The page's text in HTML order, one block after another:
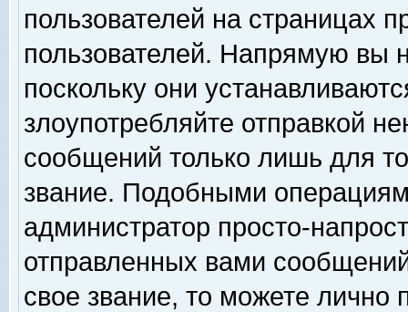
пользователей на страницах
пользователей. Напрямую вы
поскольку они
злоупотребляйте отправкой
сообщений только лишь для
звание. Подобными
администратор просто-
отправленных вами
свое звание, то можете лично